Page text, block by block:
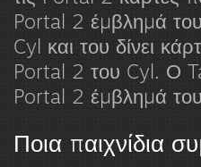
Portal 2 έμβλημά
Cyl και του δίνει
Portal 2 του Cyl. Ο
Portal 2 έμβλημά
Ποια παιχνίδια